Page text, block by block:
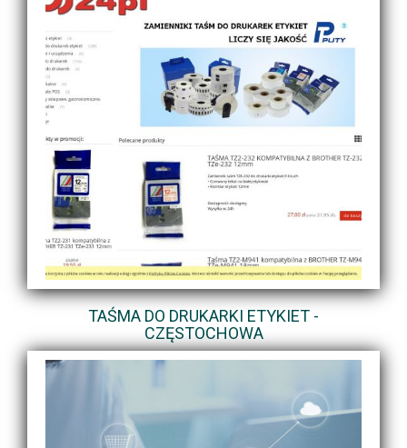
TAŚMA DO DRUKARKI ETYKIET -
CZĘSTOCHOWA